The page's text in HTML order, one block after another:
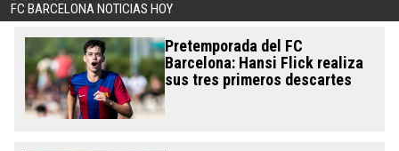
FC BARCELONA NOTICIAS HOY
Pretemporada del FC
Barcelona: Hansi Flick realiza
sus tres primeros descartes